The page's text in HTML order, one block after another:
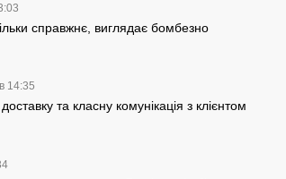
справжнє, виглядає бомбезно
14:35
та класну комунікація з клієнтом